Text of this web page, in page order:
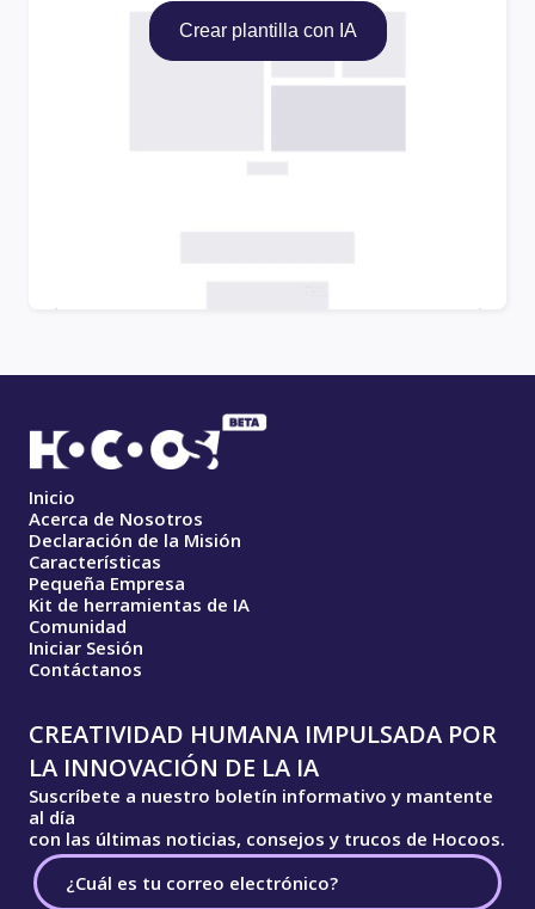
Crear plantilla con IA
Inicio
Acerca de Nosotros
Declaración de la Misión
Características
Pequeña Empresa
Kit de herramientas de IA
Comunidad
Iniciar Sesión
Contáctanos
CREATIVIDAD HUMANA IMPULSADA POR
LA INNOVACIÓN DE LA IA
Suscríbete a nuestro boletín informativo y mantente
al día
con las últimas noticias, consejos y trucos de Hocoos.